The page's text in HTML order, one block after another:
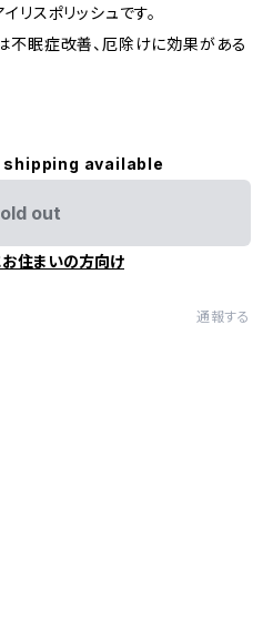
リスポリッシュです。
不眠症改善、厄除けに効果がある
available
out
住まいの方向け
通報する